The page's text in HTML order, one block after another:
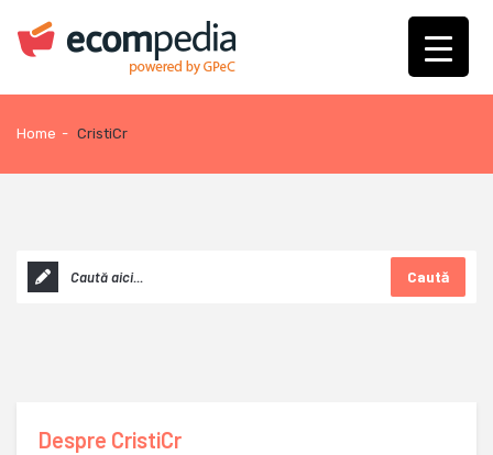
Home - CristiCr
Caută
Despre CristiCr